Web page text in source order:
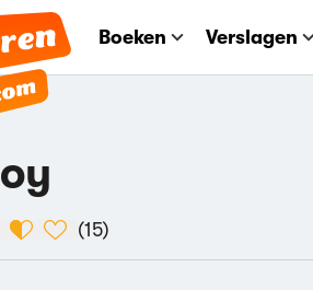
Boeken Verslagen
(15)